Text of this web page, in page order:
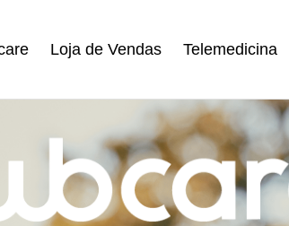
Loja de Vendas Telemedicina